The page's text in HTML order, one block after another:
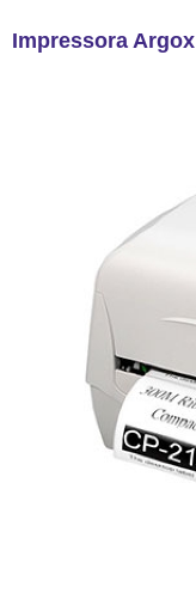
Impressora Argox